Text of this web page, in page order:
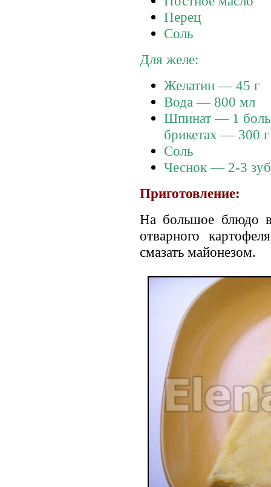
Перец
Соль
Для желе:
Желатин — 45 г
Вода — 800 мл
Шпинат — 1
брикетах — 300
Соль
Чеснок — 2-3
Приготовление:
На большое блюдо в
отварного
смазать майонезом.